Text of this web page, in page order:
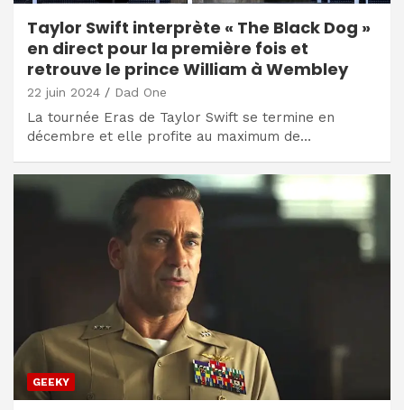
Taylor Swift interprète « The Black Dog »
en direct pour la première fois et
retrouve le prince William à Wembley
22 juin 2024 Dad One
La tournée Eras de Taylor Swift se termine en
décembre et elle profite au maximum de…
GEEKY